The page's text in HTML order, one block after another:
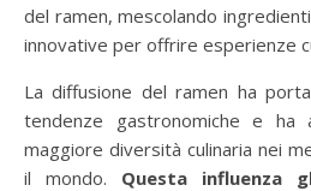
del ramen, mescolando
innovative per offrire esperienze
La diffusione del ramen ha
tendenze gastronomiche e
maggiore diversità culinaria nei
il mondo. Questa influenza